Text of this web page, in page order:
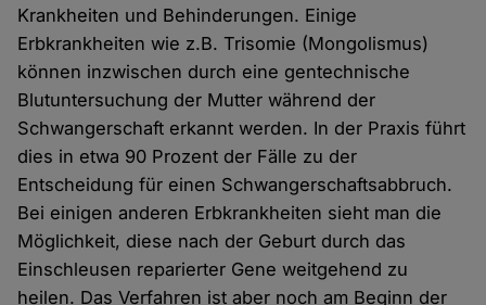
Krankheiten und Behinderungen. Einige
Erbkrankheiten wie z.B. Trisomie (Mongolismus)
können inzwischen durch eine gentechnische
Blutuntersuchung der Mutter während der
Schwangerschaft erkannt werden. In der Praxis führt
dies in etwa 90 Prozent der Fälle zu der
Entscheidung für einen Schwangerschaftsabbruch.
Bei einigen anderen Erbkrankheiten sieht man die
Möglichkeit, diese nach der Geburt durch das
Einschleusen reparierter Gene weitgehend zu
heilen. Das Verfahren ist aber noch am Beginn der